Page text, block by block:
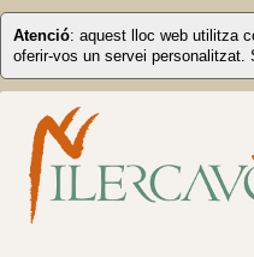
Atenció: aquest lloc web utilitza
oferir-vos un servei